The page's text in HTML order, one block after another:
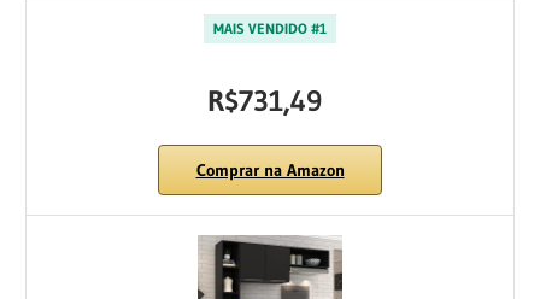
MAIS VENDIDO #1
R$731,49
Comprar na Amazon